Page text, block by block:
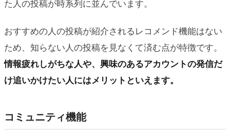
た人の投稿が時系列に並んでいます。
おすすめの人の投稿が紹介されるレコメンド機能はない
ため、知らない人の投稿を見なくて済む点が特徴です。
情報疲れしがちな人や、興味のあるアカウントの発信だ
け追いかけたい人にはメリットといえます。
コミュニティ機能